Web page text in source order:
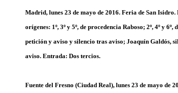
Madrid, lunes 23 de mayo de 2016. Feria de San
orígenes: 1º, 3º y 5º, de procedencia Raboso; 2º, 4º y
petición y aviso y silencio tras aviso; Joaquín Galdós,
aviso. Entrada: Dos tercios.
Fuente del Fresno (Ciudad Real), lunes 23 de mayo de